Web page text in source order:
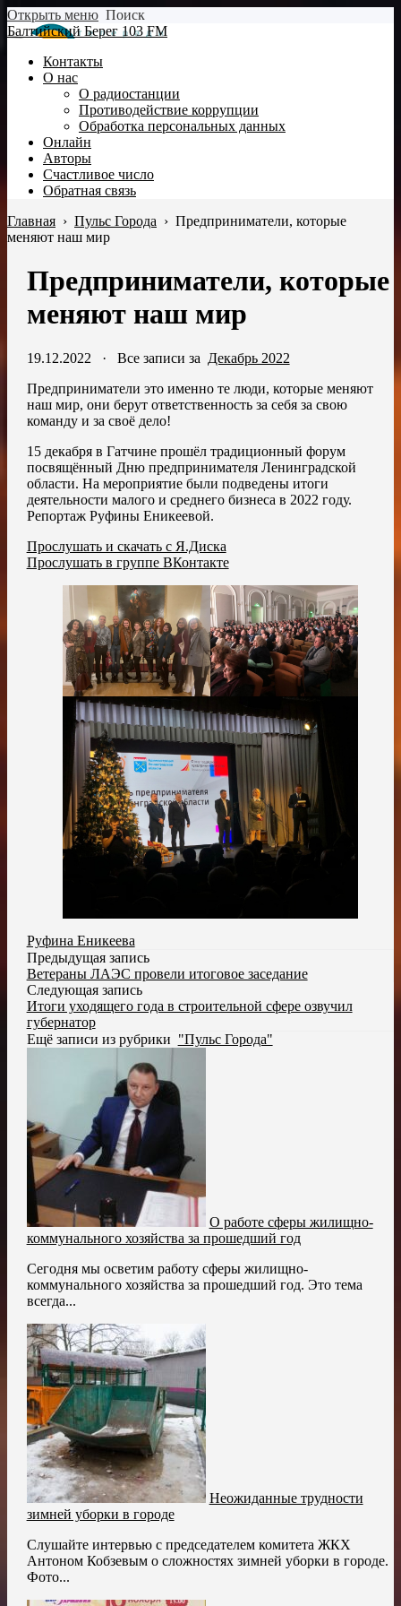
Открыть меню Поиск
Балтийский Берег 103 FM
Контакты
О нас
О радиостанции
Противодействие коррупции
Обработка персональных данных
Онлайн
Авторы
Счастливое число
Обратная связь
Главная › Пульс Города › Предприниматели, которые
меняют наш мир
Предприниматели, которые
меняют наш мир
19.12.2022 · Все записи за Декабрь 2022
Предприниматели это именно те люди, которые меняют
наш мир, они берут ответственность за себя за свою
команду и за своё дело!
15 декабря в Гатчине прошёл традиционный форум
посвящённый Дню предпринимателя Ленинградской
области. На мероприятие были подведены итоги
деятельности малого и среднего бизнеса в 2022 году.
Репортаж Руфины Еникеевой.
Прослушать и скачать с Я.Диска
Прослушать в группе ВКонтакте
Руфина Еникеева
Предыдущая запись
Ветераны ЛАЭС провели итоговое заседание
Следующая запись
Итоги уходящего года в строительной сфере озвучил
губернатор
Ещё записи из рубрики "Пульс Города"
О работе сферы жилищно-
коммунального хозяйства за прошедший год
Сегодня мы осветим работу сферы жилищно-
коммунального хозяйства за прошедший год. Это тема
всегда...
Неожиданные трудности
зимней уборки в городе
Слушайте интервью с председателем комитета ЖКХ
Антоном Кобзевым о сложностях зимней уборки в городе.
Фото...